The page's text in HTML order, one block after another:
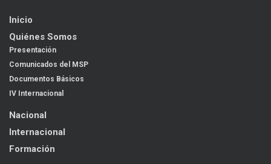
Inicio
Quiénes Somos
Presentación
Comunicados del MSP
Documentos Básicos
IV Internacional
Nacional
Internacional
Formación